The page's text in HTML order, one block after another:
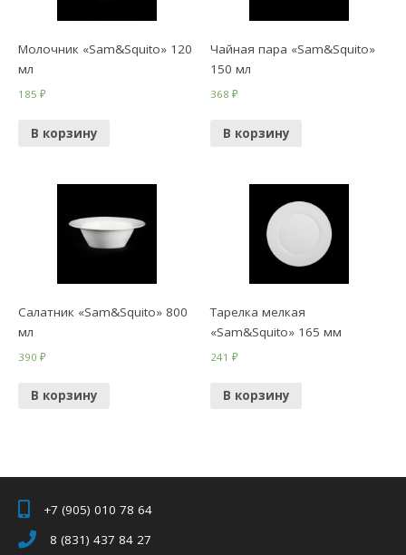
Молочник «Sam&Squito» 120
мл
185₽
В корзину
Чайная пара «Sam&Squito»
150 мл
368₽
В корзину
Салатник «Sam&Squito» 800
мл
390₽
В корзину
Тарелка мелкая
«Sam&Squito» 165 мм
241₽
В корзину
+7 (905) 010 78 64
8 (831) 437 84 27